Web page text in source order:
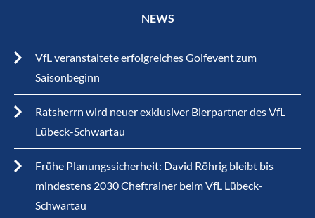
NEWS
VfL veranstaltete erfolgreiches Golfevent zum
Saisonbeginn
Ratsherrn wird neuer exklusiver Bierpartner des VfL
Lübeck-Schwartau
Frühe Planungssicherheit: David Röhrig bleibt bis
mindestens 2030 Cheftrainer beim VfL Lübeck-
Schwartau